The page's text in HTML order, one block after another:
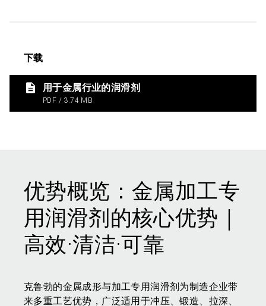
下载
用于金属行业的润滑剂
PDF / 3.74 MB
优势概览：金属加工专
用润滑剂的核心优势｜
高效·清洁·可靠
克鲁勃的金属成形与加工专用润滑剂为制造企业带
来多重工艺优势，广泛适用于冲压、锻造、拉深、